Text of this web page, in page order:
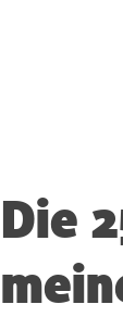
Die